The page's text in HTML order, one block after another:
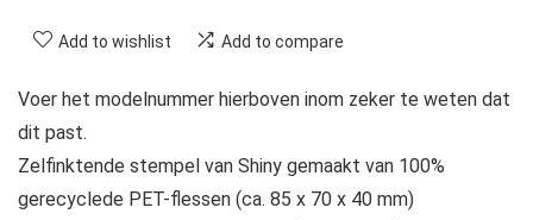
Add to wishlist Add to compare
Voer het modelnummer hierboven inom zeker te weten dat
dit past.
Zelfinktende stempel van Shiny gemaakt van 100%
gerecyclede PET-flessen (ca. 85 x 70 x 40 mm)